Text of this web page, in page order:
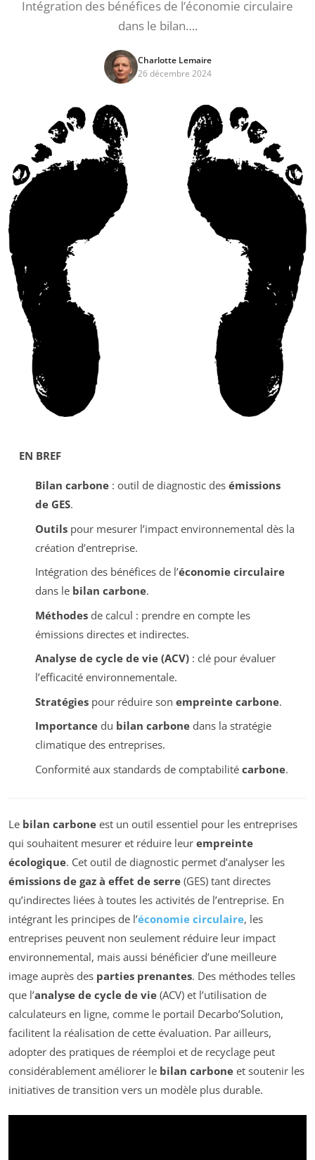
Intégration des bénéfices de l’économie circulaire
dans le bilan….
Charlotte Lemaire
26 décembre 2024
EN BREF
Bilan carbone: outil de diagnostic des émissions
de GES.
Outilspour mesurer l’impact environnemental dès la
création d’entreprise.
Intégration des bénéfices de l’économie circulaire
dans le bilan carbone.
Méthodesde calcul : prendre en compte les
émissions directes et indirectes.
Analyse de cycle de vie (ACV): clé pour évaluer
l’efficacité environnementale.
Stratégiespour réduire son empreinte carbone.
Importancedu bilan carbonedans la stratégie
climatique des entreprises.
Conformité aux standards de comptabilité carbone.
Le bilan carbone est un outil essentiel pour les entreprises
qui souhaitent mesurer et réduire leur empreinte
écologique. Cet outil de diagnostic permet d’analyser les
émissions de gaz à effet de serre (GES) tant directes
qu’indirectes liées à toutes les activités de l’entreprise. En
intégrant les principes de l’économie circulaire, les
entreprises peuvent non seulement réduire leur impact
environnemental, mais aussi bénéficier d’une meilleure
image auprès des parties prenantes. Des méthodes telles
que l’analyse de cycle de vie (ACV) et l’utilisation de
calculateurs en ligne, comme le portail Decarbo’Solution,
facilitent la réalisation de cette évaluation. Par ailleurs,
adopter des pratiques de réemploi et de recyclage peut
considérablement améliorer le bilan carbone et soutenir les
initiatives de transition vers un modèle plus durable.